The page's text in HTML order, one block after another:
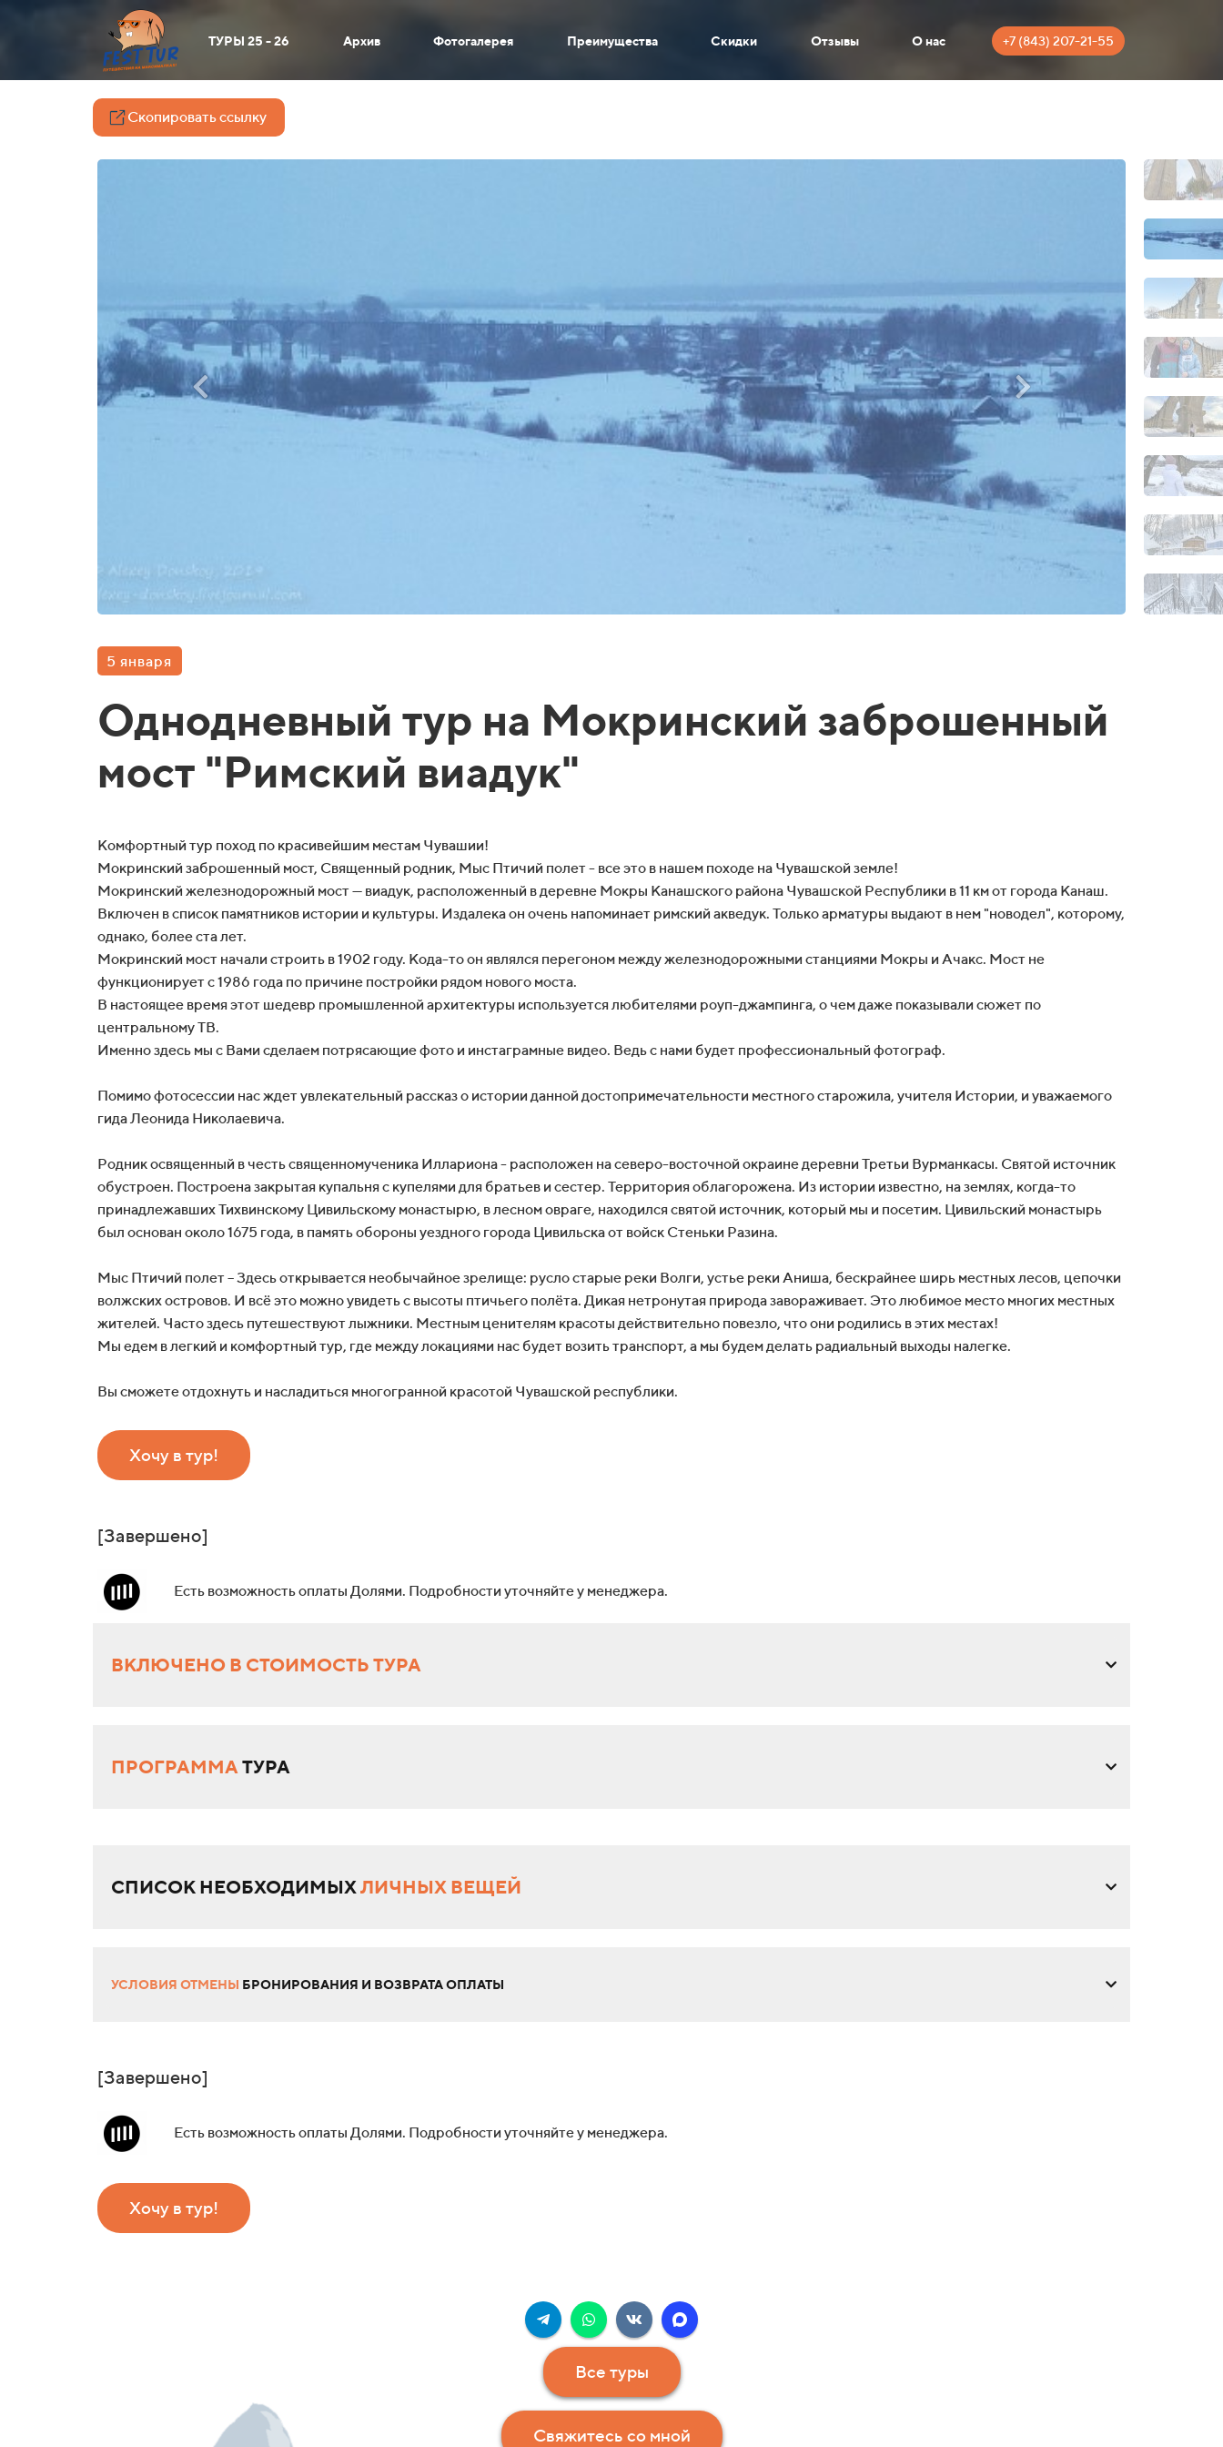
ТУРЫ 25 - 26 Архив Фотогалерея Преимущества Скидки Отзывы О нас +7 (843) 207-21-55
Скопировать ссылку
5 января
Однодневный тур на Мокринский заброшенный
мост "Римский виадук"
Комфортный тур поход по красивейшим местам Чувашии!
Мокринский заброшенный мост, Священный родник, Мыс Птичий полет - все это в нашем походе на Чувашской земле!
Мокринский железнодорожный мост — виадук, расположенный в деревне Мокры Канашского района Чувашской Республики в 11 км от города Канаш.
Включен в список памятников истории и культуры. Издалека он очень напоминает римский акведук. Только арматуры выдают в нем "новодел", которому,
однако, более ста лет.
Мокринский мост начали строить в 1902 году. Кода-то он являлся перегоном между железнодорожными станциями Мокры и Ачакс. Мост не
функционирует с 1986 года по причине постройки рядом нового моста.
В настоящее время этот шедевр промышленной архитектуры используется любителями роуп-джампинга, о чем даже показывали сюжет по
центральному ТВ.
Именно здесь мы с Вами сделаем потрясающие фото и инстаграмные видео. Ведь с нами будет профессиональный фотограф.
Помимо фотосессии нас ждет увлекательный рассказ о истории данной достопримечательности местного старожила, учителя Истории, и уважаемого
гида Леонида Николаевича.
Родник освященный в честь священномученика Иллариона - расположен на северо-восточной окраине деревни Третьи Вурманкасы. Святой источник
обустроен. Построена закрытая купальня с купелями для братьев и сестер. Территория облагорожена. Из истории известно, на землях, когда-то
принадлежавших Тихвинскому Цивильскому монастырю, в лесном овраге, находился святой источник, который мы и посетим. Цивильский монастырь
был основан около 1675 года, в память обороны уездного города Цивильска от войск Стеньки Разина.
Мыс Птичий полет – Здесь открывается необычайное зрелище: русло старые реки Волги, устье реки Аниша, бескрайнее ширь местных лесов, цепочки
волжских островов. И всё это можно увидеть с высоты птичьего полёта. Дикая нетронутая природа завораживает. Это любимое место многих местных
жителей. Часто здесь путешествуют лыжники. Местным ценителям красоты действительно повезло, что они родились в этих местах!
Мы едем в легкий и комфортный тур, где между локациями нас будет возить транспорт, а мы будем делать радиальный выходы налегке.
Вы сможете отдохнуть и насладиться многогранной красотой Чувашской республики.
Хочу в тур!
[Завершено]
Есть возможность оплаты Долями. Подробности уточняйте у менеджера.
ВКЛЮЧЕНО В СТОИМОСТЬ ТУРА
ПРОГРАММА ТУРА
СПИСОК НЕОБХОДИМЫХЛИЧНЫХ ВЕЩЕЙ
УСЛОВИЯ ОТМЕНЫ БРОНИРОВАНИЯ И ВОЗВРАТА ОПЛАТЫ
[Завершено]
Есть возможность оплаты Долями. Подробности уточняйте у менеджера.
Хочу в тур!
Все туры
Свяжитесь со мной